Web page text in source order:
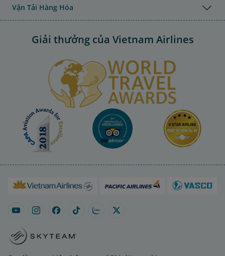
Vận Tải Hàng Hóa
Giải thưởng của Vietnam Airlines